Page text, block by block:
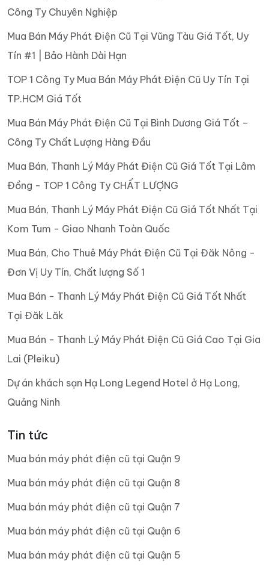
Công Ty Chuyên Nghiệp
Mua Bán Máy Phát Điện Cũ Tại Vũng Tàu Giá Tốt, Uy
Tín #1 | Bảo Hành Dài Hạn
TOP 1 Công Ty Mua Bán Máy Phát Điện Cũ Uy Tín Tại
TP.HCM Giá Tốt
Mua Bán Máy Phát Điện Cũ Tại Bình Dương Giá Tốt –
Công Ty Chất Lượng Hàng Đầu
Mua Bán, Thanh Lý Máy Phát Điện Cũ Giá Tốt Tại Lâm
Đồng - TOP 1 Công Ty CHẤT LƯỢNG
Mua Bán, Thanh Lý Máy Phát Điện Cũ Giá Tốt Nhất Tại
Kom Tum - Giao Nhanh Toàn Quốc
Mua Bán, Cho Thuê Máy Phát Điện Cũ Tại Đăk Nông -
Đơn Vị Uy Tín, Chất lượng Số 1
Mua Bán - Thanh Lý Máy Phát Điện Cũ Giá Tốt Nhất
Tại Đăk Lăk
Mua Bán - Thanh Lý Máy Phát Điện Cũ Giá Cao Tại Gia
Lai (Pleiku)
Dự án khách sạn Hạ Long Legend Hotel ở Hạ Long,
Quảng Ninh
Tin tức
Mua bán máy phát điện cũ tại Quận 9
Mua bán máy phát điện cũ tại Quận 8
Mua bán máy phát điện cũ tại Quận 7
Mua bán máy phát điện cũ tại Quận 6
Mua bán máy phát điện cũ tại Quận 5